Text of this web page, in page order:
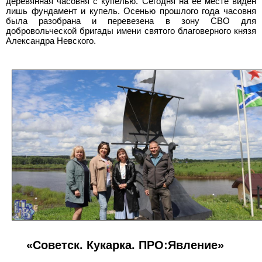
лишь фундамент и купель. Осенью прошлого года часовня
была разобрана и перевезена в зону СВО для
добровольческой бригады имени святого благоверного князя
Александра Невского.
«Советск. Кукарка. ПРО:Явление»